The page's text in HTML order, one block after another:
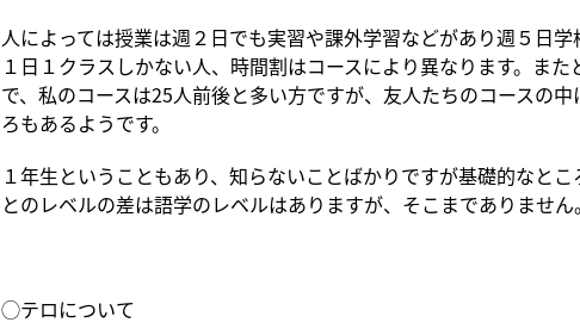
人によっては授業は週２日でも実習や課外学習などがあり週５日
１日１クラスしかない人、時間割はコースにより異なります。また
で、私のコースは25人前後と多い方ですが、友人たちのコースの
ろもあるようです。
１年生ということもあり、知らないことばかりですが基礎的なと
とのレベルの差は語学のレベルはありますが、そこまでありません。
◯テロについて